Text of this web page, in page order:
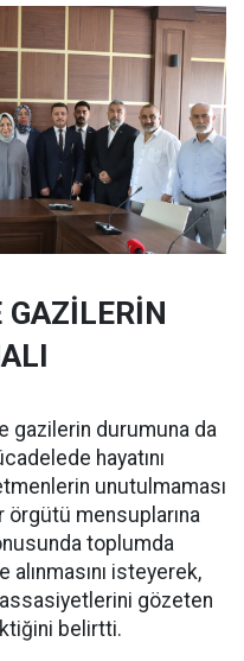
GAZİLERİN
gazilerin durumuna da
hayatını
unutulmaması
mensuplarına
toplumda
alınmasını isteyerek,
gözeten
belirtti.